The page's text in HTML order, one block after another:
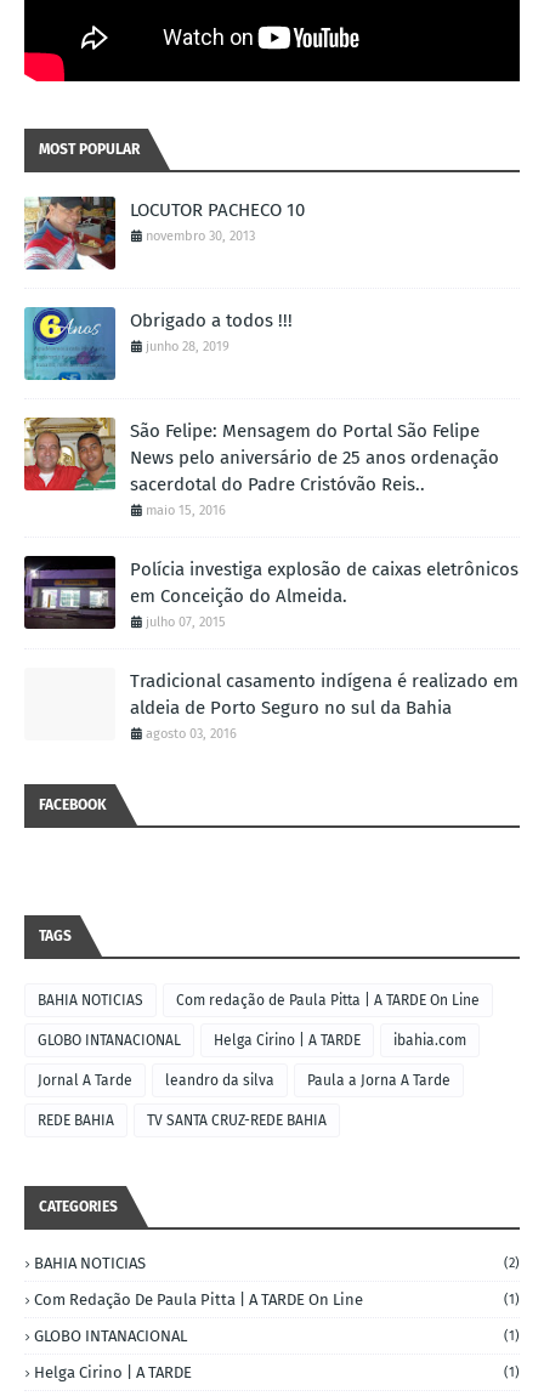
MOST POPULAR
LOCUTOR PACHECO 10
novembro 30, 2013
Obrigado a todos !!!
junho 28, 2019
São Felipe: Mensagem do Portal São Felipe
News pelo aniversário de 25 anos ordenação
sacerdotal do Padre Cristóvão Reis..
maio 15, 2016
Polícia investiga explosão de caixas eletrônicos
em Conceição do Almeida.
julho 07, 2015
Tradicional casamento indígena é realizado em
aldeia de Porto Seguro no sul da Bahia
agosto 03, 2016
FACEBOOK
TAGS
BAHIA NOTICIAS Com redação de Paula Pitta | A TARDE On Line
GLOBO INTANACIONAL Helga Cirino | A TARDE ibahia.com
Jornal A Tarde leandro da silva Paula a Jorna A Tarde
REDE BAHIA TV SANTA CRUZ-REDE BAHIA
CATEGORIES
BAHIA NOTICIAS (2)
Com Redação De Paula Pitta | A TARDE On Line (1)
GLOBO INTANACIONAL (1)
Helga Cirino | A TARDE (1)